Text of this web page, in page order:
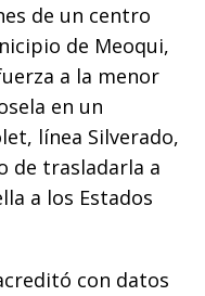
de un centro
de Meoqui,
a la menor
en un
línea Silverado,
de trasladarla a
a los Estados
con datos